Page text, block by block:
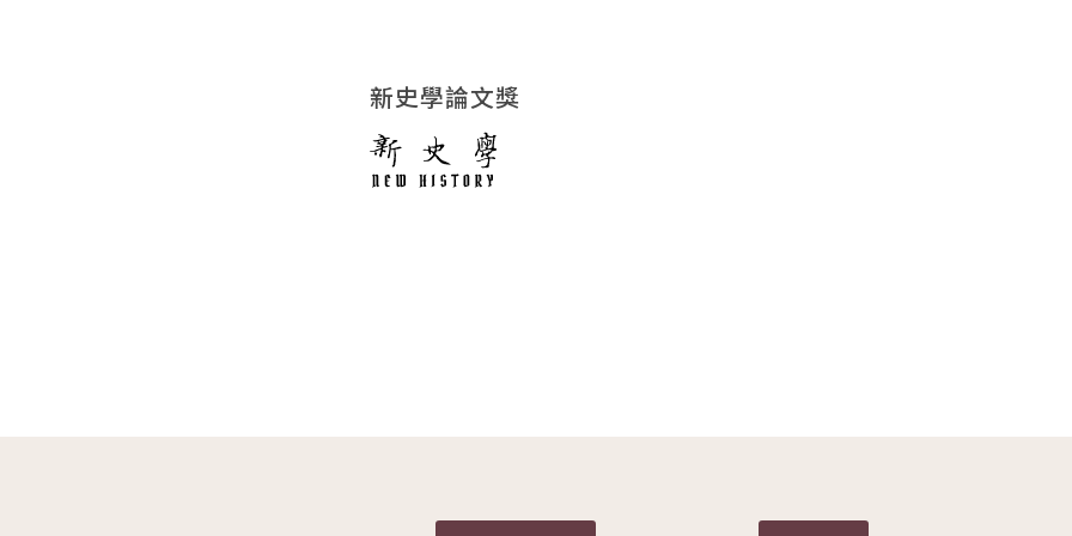
新史學論文獎